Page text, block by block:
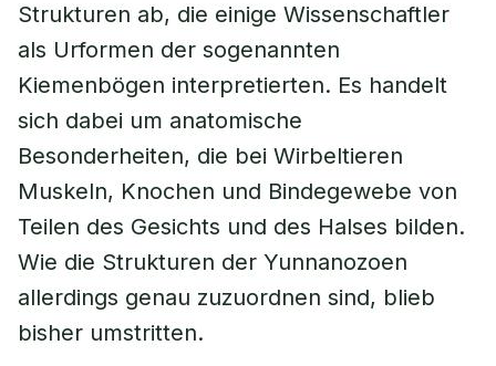
Strukturen ab, die einige Wissenschaftler
als Urformen der sogenannten
Kiemenbögen interpretierten. Es handelt
sich dabei um anatomische
Besonderheiten, die bei Wirbeltieren
Muskeln, Knochen und Bindegewebe von
Teilen des Gesichts und des Halses bilden.
Wie die Strukturen der Yunnanozoen
allerdings genau zuzuordnen sind, blieb
bisher umstritten.